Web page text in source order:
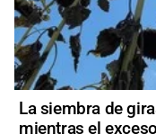
La siembra de
mientras el